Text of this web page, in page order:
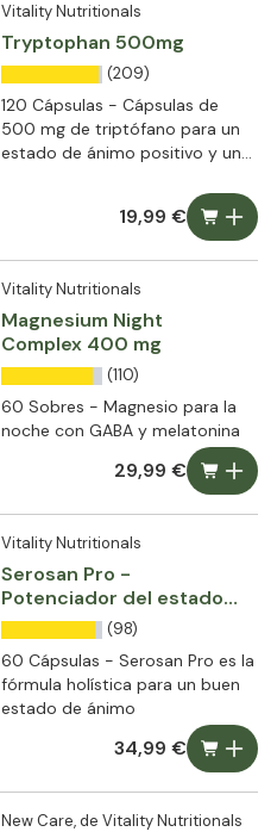
Vitality Nutritionals
Tryptophan 500mg
(209)
120 Cápsulas - Cápsulas de
500 mg de triptófano para un
estado de ánimo positivo y un
19,99 €
Vitality Nutritionals
Magnesium Night
Complex 400 mg
(110)
60 Sobres - Magnesio para la
noche con GABA y melatonina
29,99 €
Vitality Nutritionals
Serosan Pro -
Potenciador del estado
de ánimo con azafrán
(98)
60 Cápsulas - Serosan Pro es la
fórmula holística para un buen
estado de ánimo
34,99 €
New Care, de Vitality Nutritionals